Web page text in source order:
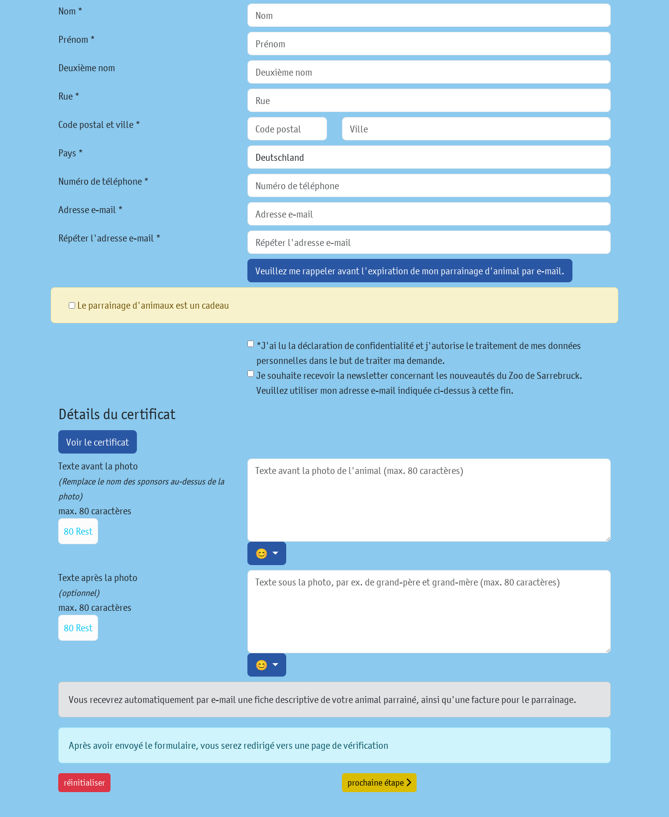
Nom *
Prénom *
Deuxième nom
Rue *
Code postal et ville *
Pays *
Numéro de téléphone *
Adresse e-mail *
Répéter l'adresse e-mail *
Veuillez me rappeler avant l'expiration de mon parrainage d'animal par e-mail.
Le parrainage d'animaux est un cadeau
*J'ai lu la déclaration de confidentialité et j'autorise le traitement de mes données
personnelles dans le but de traiter ma demande.
Je souhaite recevoir la newsletter concernant les nouveautés du Zoo de Sarrebruck.
Veuillez utiliser mon adresse e-mail indiquée ci-dessus à cette fin.
Détails du certificat
Voir le certificat
Texte avant la photo
(Remplace le nom des sponsors au-dessus de la
photo)
max. 80 caractères
80 Rest
😊
Texte après la photo
(optionnel)
max. 80 caractères
80 Rest
😊
Vous recevrez automatiquement par e-mail une fiche descriptive de votre animal parrainé, ainsi qu'une facture pour le parrainage.
Après avoir envoyé le formulaire, vous serez redirigé vers une page de vérification
réinitialiser prochaine étape